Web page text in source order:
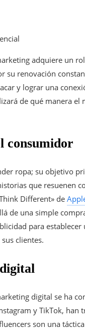
adquiere un
su renovación
y lograr una
de qué manera
consumidor
ropa; su objetivo
que resuenen
Different» de
de una simple
para
clientes.
digital se ha
y TikTok,
son una